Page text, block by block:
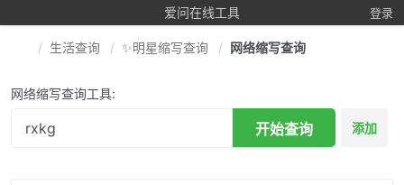
爱问在线工具 登录
生活查询 ✨明星缩写查询 网络缩写查询
网络缩写查询工具:
开始查询 添加